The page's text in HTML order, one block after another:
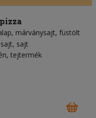
márványsajt füstölt
sajt
tejtermék